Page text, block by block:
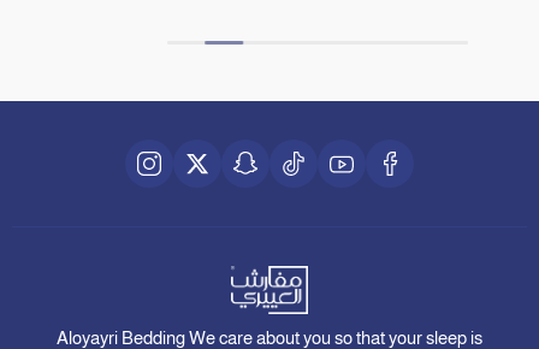
Aloyayri Bedding We care about you so that your sleep is